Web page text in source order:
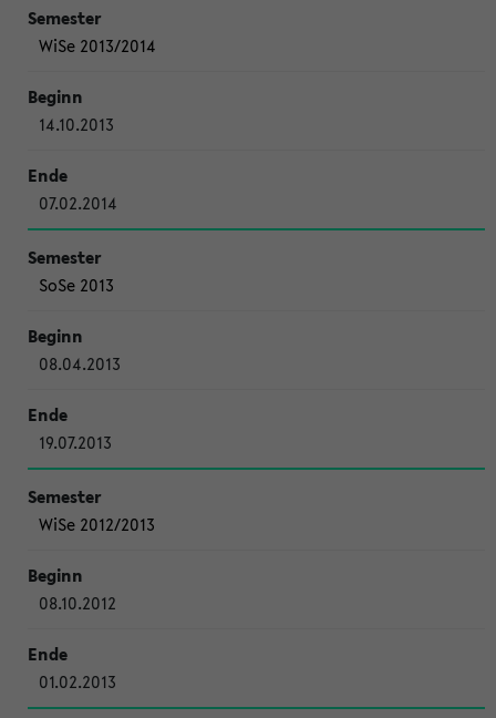
WiSe 2013/2014
14.10.2013
07.02.2014
SoSe 2013
08.04.2013
19.07.2013
WiSe 2012/2013
08.10.2012
01.02.2013